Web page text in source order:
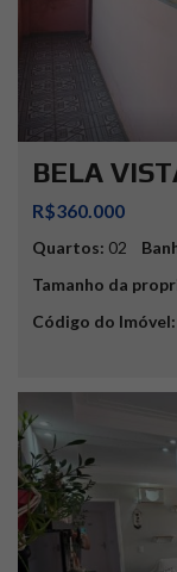
BELA
R$360.000
Quartos: 02
Tamanho da
Código do Imóvel: